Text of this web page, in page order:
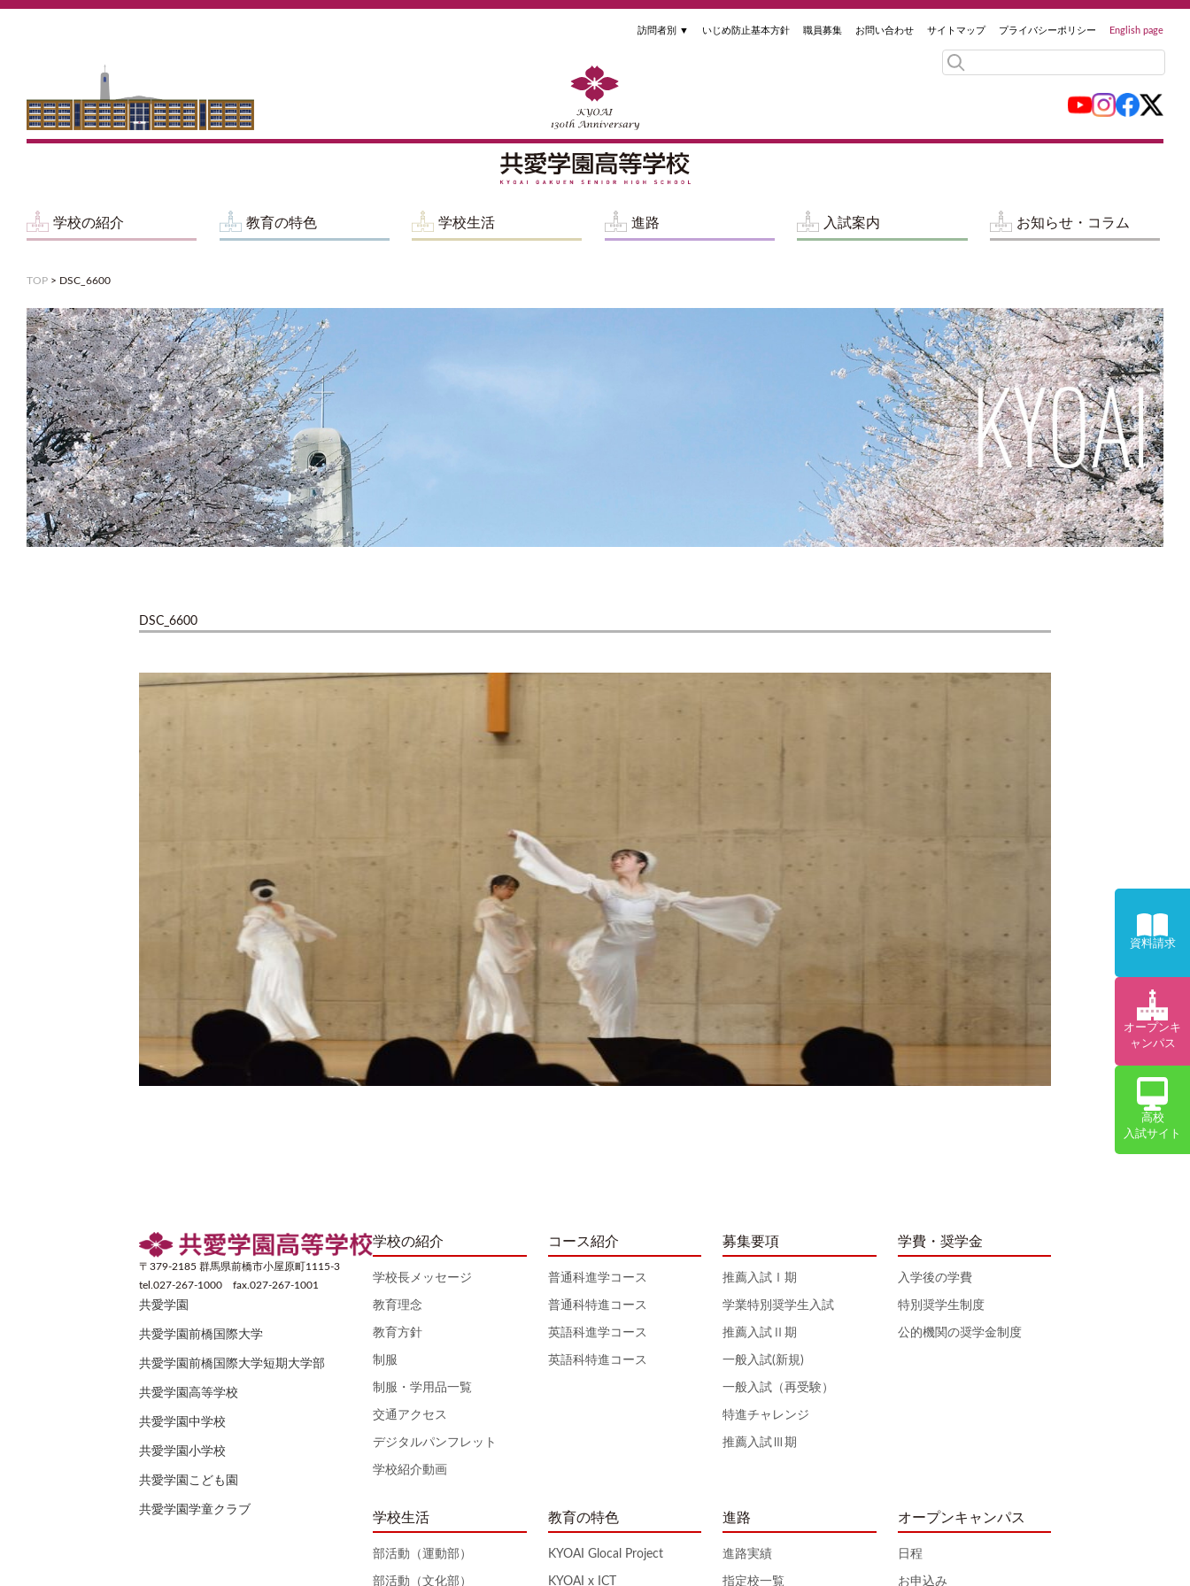
訪問者別 ▼ いじめ防止基本方針 職員募集 お問い合わせ サイトマップ プライバシーポリシー English page
学校の紹介 教育の特色 学校生活 進路 入試案内 お知らせ・コラム
TOP > DSC_6600
DSC_6600
〒379-2185 群馬県前橋市小屋原町1115-3
tel.027-267-1000 fax.027-267-1001
共愛学園
共愛学園前橋国際大学
共愛学園前橋国際大学短期大学部
共愛学園高等学校
共愛学園中学校
共愛学園小学校
共愛学園こども園
共愛学園学童クラブ
学校の紹介
学校長メッセージ
教育理念
教育方針
制服
制服・学用品一覧
交通アクセス
デジタルパンフレット
学校紹介動画
学校生活
部活動（運動部）
部活動（文化部）
コース紹介
普通科進学コース
普通科特進コース
英語科進学コース
英語科特進コース
教育の特色
KYOAI Glocal Project
KYOAI x ICT
募集要項
推薦入試Ⅰ期
学業特別奨学生入試
推薦入試Ⅱ期
一般入試(新規)
一般入試（再受験）
特進チャレンジ
推薦入試Ⅲ期
進路
進路実績
指定校一覧
学費・奨学金
入学後の学費
特別奨学生制度
公的機関の奨学金制度
オープンキャンパス
日程
お申込み
資料請求
オープンキ
ャンパス
高校
入試サイト